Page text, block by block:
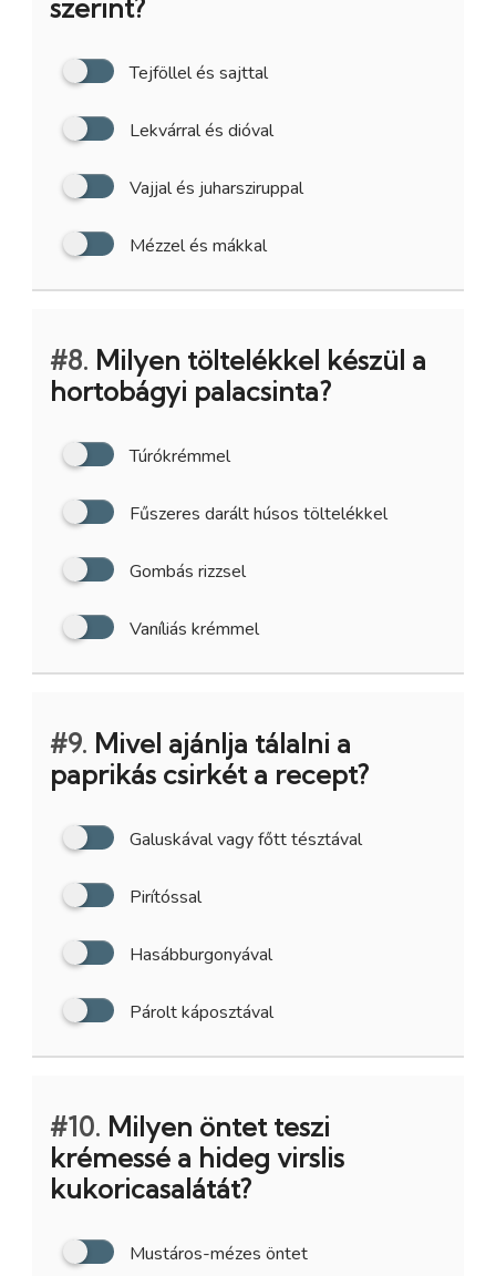
szerint?
Tejföllel és sajttal
Lekvárral és dióval
Vajjal és juharsziruppal
Mézzel és mákkal
#8. Milyen töltelékkel készül a
hortobágyi palacsinta?
Túrókrémmel
Fűszeres darált húsos töltelékkel
Gombás rizzsel
Vaníliás krémmel
#9. Mivel ajánlja tálalni a
paprikás csirkét a recept?
Galuskával vagy főtt tésztával
Pirítóssal
Hasábburgonyával
Párolt káposztával
#10. Milyen öntet teszi
krémessé a hideg virslis
kukoricasalátát?
Mustáros-mézes öntet